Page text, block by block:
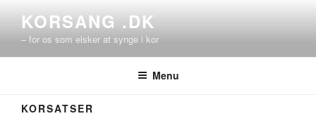
indhold
KORSANG .DK
– for os som elsker at synge i kor
Menu
KORSATSER